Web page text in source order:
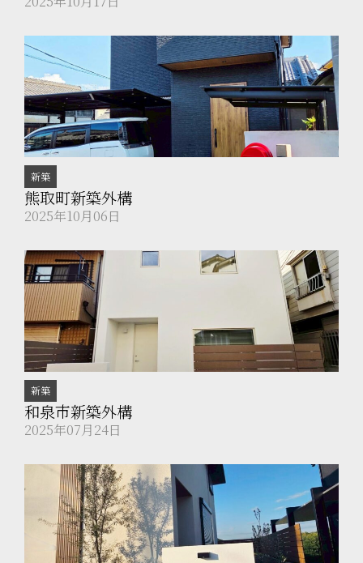
新築
熊取町新築外構
2025年10月06日
新築
和泉市新築外構
2025年07月24日